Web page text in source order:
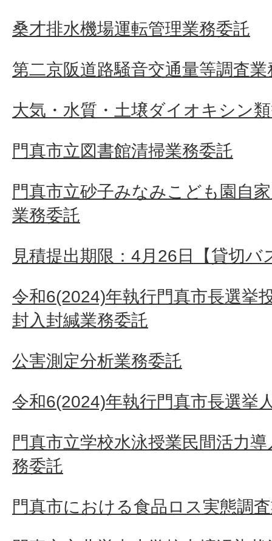
桑才排水機場運転管理業務委託
第二京阪道路騒音交通量等調査業
大気・水質・土壌ダイオキシン
門真市立図書館清掃業務委託
門真市立砂子みなみこども園自
業務委託
見積提出期限：4月26日【貸切バ
令和6(2024)年執行門真市長選挙
封入封緘業務委託
公害測定分析業務委託
令和6(2024)年執行門真市長選挙
門真市立学校水泳授業民間活力
務委託
門真市における食品ロス実態調